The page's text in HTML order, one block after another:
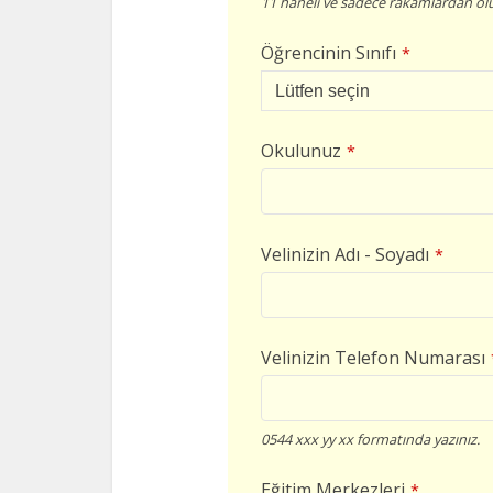
Öğrencinin Sınıfı *
Okulunuz *
Velinizin Adı - Soyadı *
Velinizin Telefon Numarası
0544 xxx yy xx formatında yazınız.